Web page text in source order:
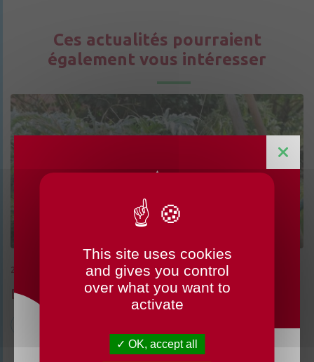
Ces actualités pourraient
également vous intéresser
28/07/2026
Déchets verts : adoptez les bons réflexes
CHANGEMENTS HORAIRES
OUVERTURE MAIRIE
This site uses cookies
and gives you control
over what you want to
activate
OK, accept all